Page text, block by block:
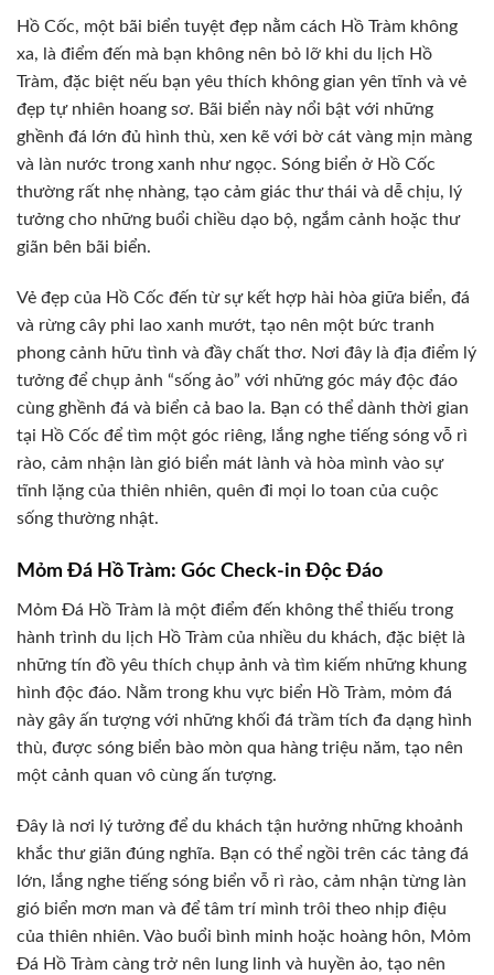
Hồ Cốc, một bãi biển tuyệt đẹp nằm cách Hồ Tràm không
xa, là điểm đến mà bạn không nên bỏ lỡ khi du lịch Hồ
Tràm, đặc biệt nếu bạn yêu thích không gian yên tĩnh và vẻ
đẹp tự nhiên hoang sơ. Bãi biển này nổi bật với những
ghềnh đá lớn đủ hình thù, xen kẽ với bờ cát vàng mịn màng
và làn nước trong xanh như ngọc. Sóng biển ở Hồ Cốc
thường rất nhẹ nhàng, tạo cảm giác thư thái và dễ chịu, lý
tưởng cho những buổi chiều dạo bộ, ngắm cảnh hoặc thư
giãn bên bãi biển.
Vẻ đẹp của Hồ Cốc đến từ sự kết hợp hài hòa giữa biển, đá
và rừng cây phi lao xanh mướt, tạo nên một bức tranh
phong cảnh hữu tình và đầy chất thơ. Nơi đây là địa điểm lý
tưởng để chụp ảnh “sống ảo” với những góc máy độc đáo
cùng ghềnh đá và biển cả bao la. Bạn có thể dành thời gian
tại Hồ Cốc để tìm một góc riêng, lắng nghe tiếng sóng vỗ rì
rào, cảm nhận làn gió biển mát lành và hòa mình vào sự
tĩnh lặng của thiên nhiên, quên đi mọi lo toan của cuộc
sống thường nhật.
Mỏm Đá Hồ Tràm: Góc Check-in Độc Đáo
Mỏm Đá Hồ Tràm là một điểm đến không thể thiếu trong
hành trình du lịch Hồ Tràm của nhiều du khách, đặc biệt là
những tín đồ yêu thích chụp ảnh và tìm kiếm những khung
hình độc đáo. Nằm trong khu vực biển Hồ Tràm, mỏm đá
này gây ấn tượng với những khối đá trầm tích đa dạng hình
thù, được sóng biển bào mòn qua hàng triệu năm, tạo nên
một cảnh quan vô cùng ấn tượng.
Đây là nơi lý tưởng để du khách tận hưởng những khoảnh
khắc thư giãn đúng nghĩa. Bạn có thể ngồi trên các tảng đá
lớn, lắng nghe tiếng sóng biển vỗ rì rào, cảm nhận từng làn
gió biển mơn man và để tâm trí mình trôi theo nhịp điệu
của thiên nhiên. Vào buổi bình minh hoặc hoàng hôn, Mỏm
Đá Hồ Tràm càng trở nên lung linh và huyền ảo, tạo nên